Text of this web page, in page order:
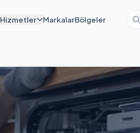
Hizmetler MarkalarBölgeler